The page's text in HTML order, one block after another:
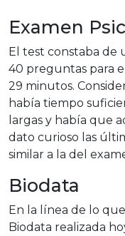
Examen
El test constaba de
40 preguntas para
29 minutos.
había tiempo
largas y había que
dato curioso las
similar a la del
Biodata
En la línea de lo
Biodata realizada